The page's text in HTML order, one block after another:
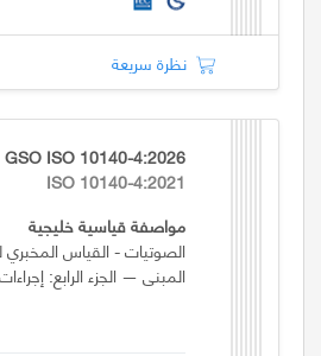
نظرة سريعة
GSO ISO 10140-4:2026
ISO 10140-4:2021
مواصفة قياسية خليجية
الصوتيات - القياس
المبنى — الجزء الرابع: